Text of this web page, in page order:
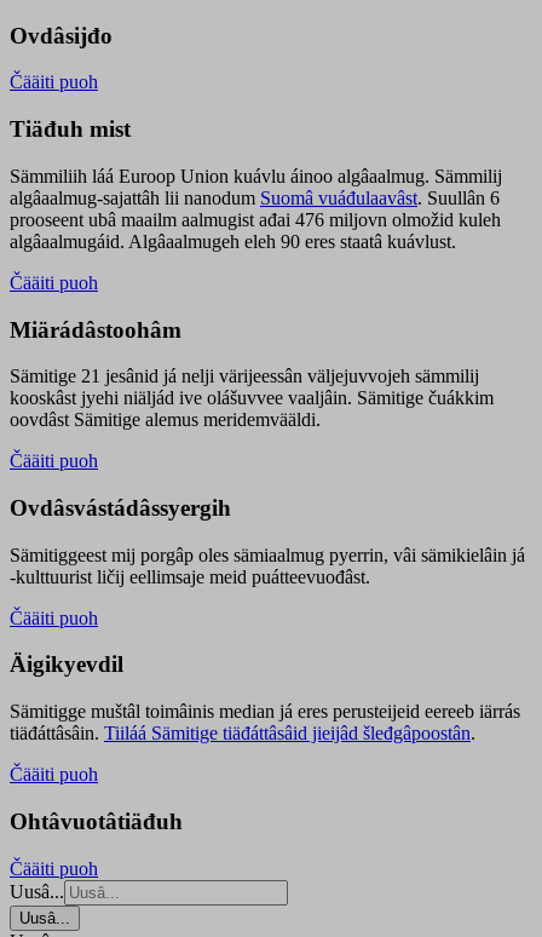
Ovdâsijđo
Čääiti puoh
Tiäđuh mist
Sämmiliih láá Euroop Union kuávlu áinoo algâaalmug. Sämmilij
algâaalmug-sajattâh lii nanodum Suomâ vuáđulaavâst. Suullân 6
prooseent ubâ maailm aalmugist ađai 476 miljovn olmožid kuleh
algâaalmugáid. Algâaalmugeh eleh 90 eres staatâ kuávlust.
Čääiti puoh
Miärádâstoohâm
Sämitige 21 jesânid já nelji värijeessân väljejuvvojeh sämmilij
kooskâst jyehi niäljád ive olášuvvee vaaljâin. Sämitige čuákkim
oovdâst Sämitige alemus meridemvääldi.
Čääiti puoh
Ovdâsvástádâssyergih
Sämitiggeest mij porgâp oles sämiaalmug pyerrin, vâi sämikielâin já
-kulttuurist ličij eellimsaje meid puátteevuođâst.
Čääiti puoh
Äigikyevdil
Sämitigge muštâl toimâinis median já eres perusteijeid eereeb iärrás
tiäđáttâsâin. Tiiláá Sämitige tiäđáttâsâid jieijâd šleđgâpoostân.
Čääiti puoh
Ohtâvuotâtiäđuh
Čääiti puoh
Uusâ...
Uusâ...